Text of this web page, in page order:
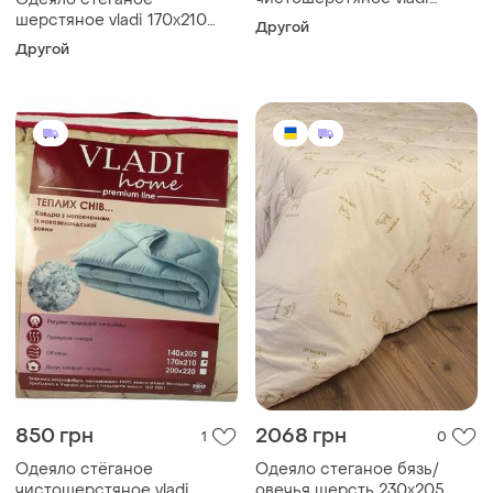
шерстяное vladi 170х210
бежевое
Другой
170х210
Другой
850 грн 1
Одеяло стёганое
2068 грн 0
Одеяло стеганое бязь/